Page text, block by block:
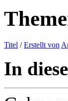
Titel /Erstellt von
In